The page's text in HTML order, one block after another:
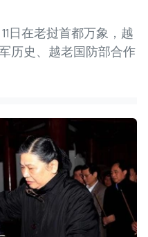
日在老挝首都万象，越
历史、越老国防部合作